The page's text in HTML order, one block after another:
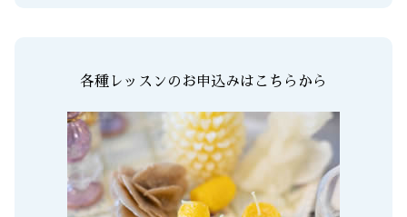
各種レッスンのお申込みはこちらから